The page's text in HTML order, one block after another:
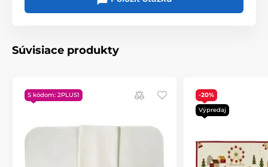
Súvisiace produkty
S kódom: 2PLUS1
-20%
Výpredaj